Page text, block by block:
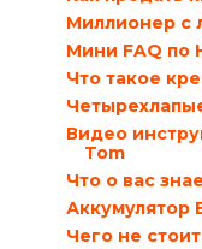
Миллионер с
Мини FAQ по
Что такое
Видео
Tom
Что о вас
Аккумулятор
Чего не